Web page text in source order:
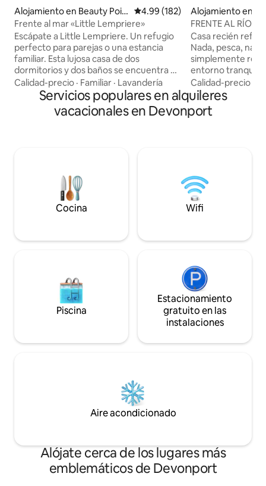
Alojamiento en Beauty Poin
t
Calificación promedio: 4.99 de
4.99 (182)
Frente al mar «Little Lempriere»
Escápate a Little Lempriere. Un refugio
perfecto para parejas o una estancia
familiar. Esta lujosa casa de dos
dormitorios y dos baños se encuentra en
la costa de Beauty Point. Disfruta de
unas vistas impresionantes desde el spa
en la terraza privada o acurrúcate
alrededor de la chimenea. La casa
vinícola de Tamar Valley. Platypus
House/Seahorseworld a poca distancia a
Calidad-precio · Familiar · Lavandería
Alojamiento en
FRENTE AL RÍO,
Casa recién
Nada, pesca,
simplemente
entorno tranquilo
al agua. Te
familiares
bicicletas y
suministrado
Mountain), etc.
día son
tu regreso.
Calidad-precio
Servicios populares en alquileres
vacacionales en Devonport
Cocina Wifi
Piscina
Estacionamiento
gratuito en las
instalaciones
Aire acondicionado
Alójate cerca de los lugares más
emblemáticos de Devonport